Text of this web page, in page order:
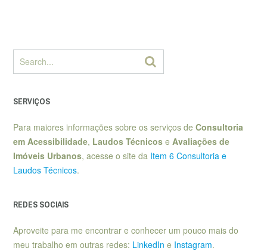
SERVIÇOS
Para maiores informações sobre os serviços de Consultoria
em Acessibilidade, Laudos Técnicos e Avaliações de
Imóveis Urbanos, acesse o site da Item 6 Consultoria e
Laudos Técnicos.
REDES SOCIAIS
Aproveite para me encontrar e conhecer um pouco mais do
meu trabalho em outras redes: LinkedIn e Instagram.